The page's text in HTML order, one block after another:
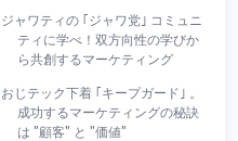
ジャワティの ｢ジャワ党｣ コミュニ
ティに学べ！双方向性の学びか
ら共創するマーケティング
おじテック下着 ｢キープガード｣ 。
成功するマーケティングの秘訣
は "顧客" と "価値"